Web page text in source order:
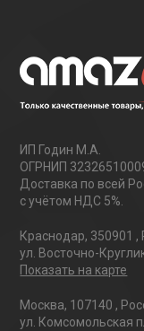
ИП Годин М.А.
ОГРНИП
Доставка по всей
с учётом НДС 5%.
Краснодар, 350901 ,
ул. Восточно-
Показать на карте
Москва, 107140 ,
ул. Комсомольская